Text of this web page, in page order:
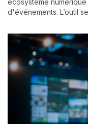
écosystème
d'événements. L’outil